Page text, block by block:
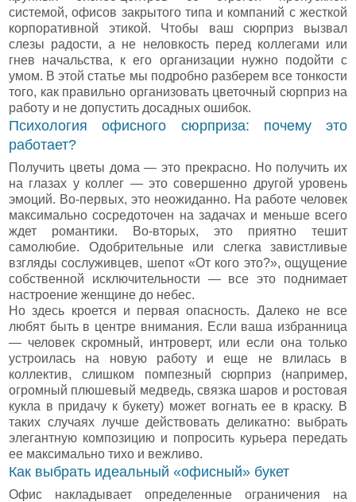
системой, офисов закрытого типа и компаний с жесткой
корпоративной этикой. Чтобы ваш сюрприз вызвал
слезы радости, а не неловкость перед коллегами или
гнев начальства, к его организации нужно подойти с
умом. В этой статье мы подробно разберем все тонкости
того, как правильно организовать цветочный сюрприз на
работу и не допустить досадных ошибок.
Психология офисного сюрприза: почему это
работает?
Получить цветы дома — это прекрасно. Но получить их
на глазах у коллег — это совершенно другой уровень
эмоций. Во-первых, это неожиданно. На работе человек
максимально сосредоточен на задачах и меньше всего
ждет романтики. Во-вторых, это приятно тешит
самолюбие. Одобрительные или слегка завистливые
взгляды сослуживцев, шепот «От кого это?», ощущение
собственной исключительности — все это поднимает
настроение женщине до небес.
Но здесь кроется и первая опасность. Далеко не все
любят быть в центре внимания. Если ваша избранница
— человек скромный, интроверт, или если она только
устроилась на новую работу и еще не влилась в
коллектив, слишком помпезный сюрприз (например,
огромный плюшевый медведь, связка шаров и ростовая
кукла в придачу к букету) может вогнать ее в краску. В
таких случаях лучше действовать деликатно: выбрать
элегантную композицию и попросить курьера передать
ее максимально тихо и вежливо.
Как выбрать идеальный «офисный» букет
Офис накладывает определенные ограничения на